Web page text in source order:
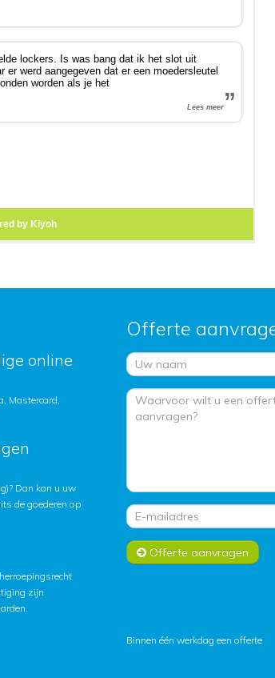
online
Mastercard,
Dan kan u uw
de goederen op
zijn
.
Offerte
Offerte aanvragen
Binnen één werkdag een offerte